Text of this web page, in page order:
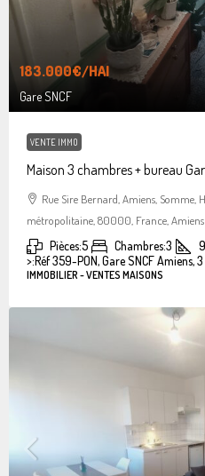
183.000€/HAI
Gare SNCF
VENTE IMMO
Maison 3 chambres + bureau
Rue Sire Bernard, Amiens, Somme,
métropolitaine, 80000, France,
Pièces:5 Chambres:3
>:Réf 359-PON, Gare SNCF Amiens,
IMMOBILIER - VENTES MAISONS